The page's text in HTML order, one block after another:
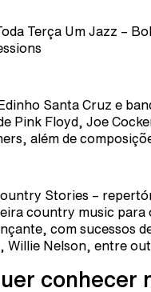
Terça Um Jazz –
Santa Cruz e
Pink Floyd, Joe
além de
Stories –
country music para
com sucessos
Willie Nelson, entre
conhecer